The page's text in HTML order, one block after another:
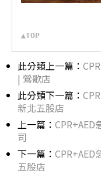
▲TOP
此分類上一篇：
| 鶯歌店
此分類下一篇：
新北五股店
上一篇：
司
下一篇：
五股店